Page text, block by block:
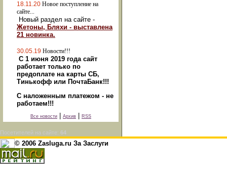
18.11.20 Новое поступление на
сайте...
Новый раздел на сайте -
Жетоны, Бляхи - выставлена
21 новинка.
30.05.19 Новости!!!
С 1 июня 2019 года сайт
работает только по
предоплате на карты СБ,
Тинькофф или ПочтаБанк!!!
С наложенным платежом - не
работаем!!!
Все новости Архив RSS
Посетителей на сайте: 64
© 2006 Zasluga.ru За Заслуги